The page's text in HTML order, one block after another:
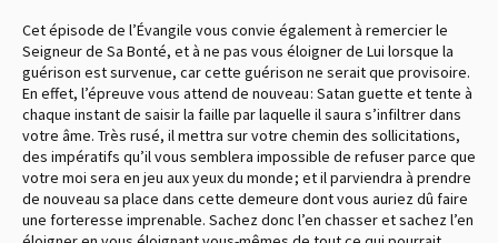
Cet épisode de l’Évangile vous convie également à remercier le
Seigneur de Sa Bonté, et à ne pas vous éloigner de Lui lorsque la
guérison est survenue, car cette guérison ne serait que provisoire.
En effet, l’épreuve vous attend de nouveau : Satan guette et tente à
chaque instant de saisir la faille par laquelle il saura s’infiltrer dans
votre âme. Très rusé, il mettra sur votre chemin des sollicitations,
des impératifs qu’il vous semblera impossible de refuser parce que
votre moi sera en jeu aux yeux du monde ; et il parviendra à prendre
de nouveau sa place dans cette demeure dont vous auriez dû faire
une forteresse imprenable. Sachez donc l’en chasser et sachez l’en